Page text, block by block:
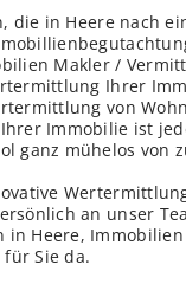
die in Heere nach
Makler /
Ihrer
von
Immobilie ist
ganz mühelos von
an unser
in Heere,
Sie da.